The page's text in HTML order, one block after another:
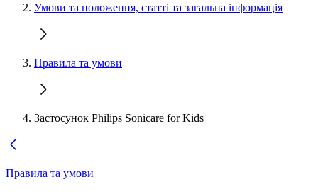
Умови та положення, статті та загальна інформація
Правила та умови
Застосунок Philips Sonicare for Kids
Правила та умови